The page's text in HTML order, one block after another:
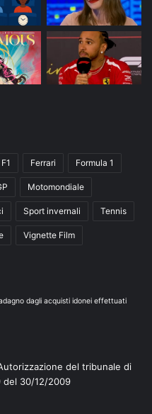
F1 Ferrari Formula 1
Motomondiale
Sport invernali Tennis
Vignette Film
dagli acquisti idonei effettuati
del tribunale di
del 30/12/2009